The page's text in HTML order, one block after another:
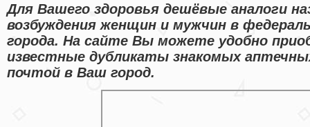
Для Вашего здоровья дешёвые аналоги
возбуждения женщин и мужчин в
города. На сайте Вы можете удобно
известные дубликаты знакомых
почтой в Ваш город.